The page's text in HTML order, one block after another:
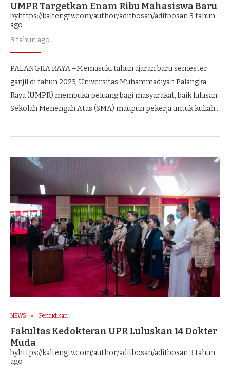
UMPR Targetkan Enam Ribu Mahasiswa Baru
byhttps://kaltengtv.com/author/aditbosan/aditbosan3 tahun
ago
3 tahun ago
PALANGKA RAYA –Memasuki tahun ajaran baru semester
ganjil di tahun 2023, Universitas Muhammadiyah Palangka
Raya (UMPR) membuka peluang bagi masyarakat, baik lulusan
Sekolah Menengah Atas (SMA) maupun pekerja untuk kuliah…
NEWS Pendidikan
Fakultas Kedokteran UPR Luluskan 14 Dokter
Muda
byhttps://kaltengtv.com/author/aditbosan/aditbosan3 tahun
ago